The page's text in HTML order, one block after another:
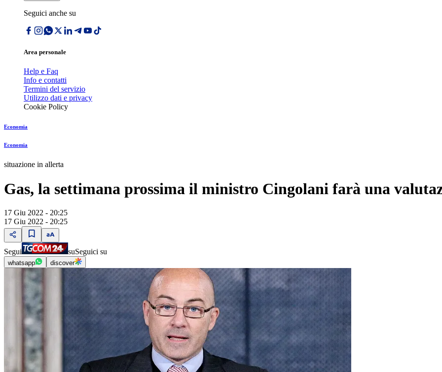
Seguici anche su
Area personale
Help e Faq
Info e contatti
Termini del servizio
Utilizzo dati e privacy
Cookie Policy
Economia
Economia
situazione in allerta
Gas, la settimana prossima il ministro Cingolani farà una
17 Giu 2022 - 20:25
17 Giu 2022 - 20:25
Segui suSeguici su
whatsapp discover